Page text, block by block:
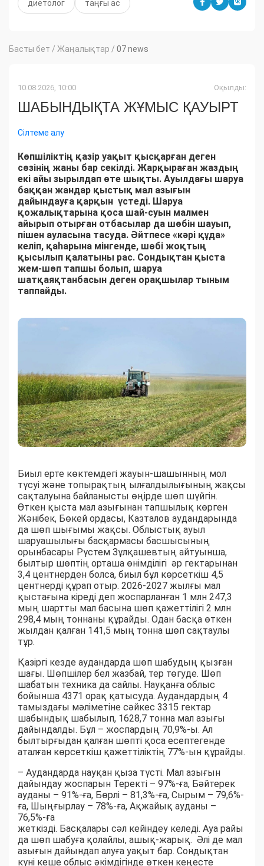
диетолог таңғы ас
Басты бет / Жаңалықтар / 07 news
10.08.2026, 10:00 Оқылды:
ШАБЫНДЫҚТА ЖҰМЫС ҚАУЫРТ
Сілтеме алу
Көпшіліктің қазір уақыт қысқарған деген
сөзінің жаны бар секілді. Жарқыраған жаздың
екі айы зырылдап өте шықты. Ауылдағы шаруа
баққан жандар қыстық мал азығын
дайындауға қарқын үстеді. Шаруа
қожалықтарына қоса шай-суын малмен
айырып отырған отбасылар да шөбін шауып,
пішен ауласына тасуда. Әйтпесе «кәрі құда»
келіп, қаһарына мінгенде, шөбі жоқтың
қысылып қалатыны рас. Сондықтан қыста
жем-шөп тапшы болып, шаруа
шатқаяқтанбасын деген орақшылар тыным
таппайды.
Биыл ерте көктемдегі жауын-шашынның мол
түсуі және топырақтың ылғалдылығының жақсы
сақталуына байланысты өңірде шөп шүйгін.
Өткен қыста мал азығынан тапшылық көрген
Жәнібек, Бөкей ордасы, Казталов аудандарында
да шөп шығымы жақсы. Облыстық ауыл
шаруашылығы басқармасы басшысының
орынбасары Рүстем Зұлқашевтың айтуынша,
былтыр шөптің орташа өнімділігі әр гектарынан
3,4 центнерден болса, биыл бұл көрсеткіш 4,5
центнерді құрап отыр. 2026-2027 жылғы мал
қыстағына кіреді деп жоспарланған 1 млн 247,3
мың шартты мал басына шөп қажеттілігі 2 млн
298,4 мың тоннаны құрайды. Одан басқа өткен
жылдан қалған 141,5 мың тонна шөп сақтаулы
тұр.
Қазіргі кезде аудандарда шөп шабудың қызған
шағы. Шөпшілер бел жазбай, тер төгуде. Шөп
шабатын техника да сайлы. Науқанға облыс
бойынша 4371 орақ қатысуда. Аудандардың 4
тамыздағы мәліметіне сәйкес 3315 гектар
шабындық шабылып, 1628,7 тонна мал азығы
дайындалды. Бұл – жоспардың 70,9%-ы. Ал
былтырғыдан қалған шөпті қоса есептегенде
аталған көрсеткіш қажеттіліктің 77%-ын құрайды.
– Аудандарда науқан қыза түсті. Мал азығын
дайындау жоспарын Теректі – 97%-ға, Бәйтерек
ауданы – 91%-ға, Бөрлі – 81,3%-ға, Сырым – 79,6%-
ға, Шыңғырлау – 78%-ға, Ақжайық ауданы –
76,5%-ға
жеткізді. Басқалары сәл кейіндеу келеді. Ауа райы
да шөп шабуға қолайлы, ашық-жарық. Әлі де мал
азығын дайындап алуға уақыт бар. Сондықтан
күні кеше облыс әкімдігінде өткен кеңесте